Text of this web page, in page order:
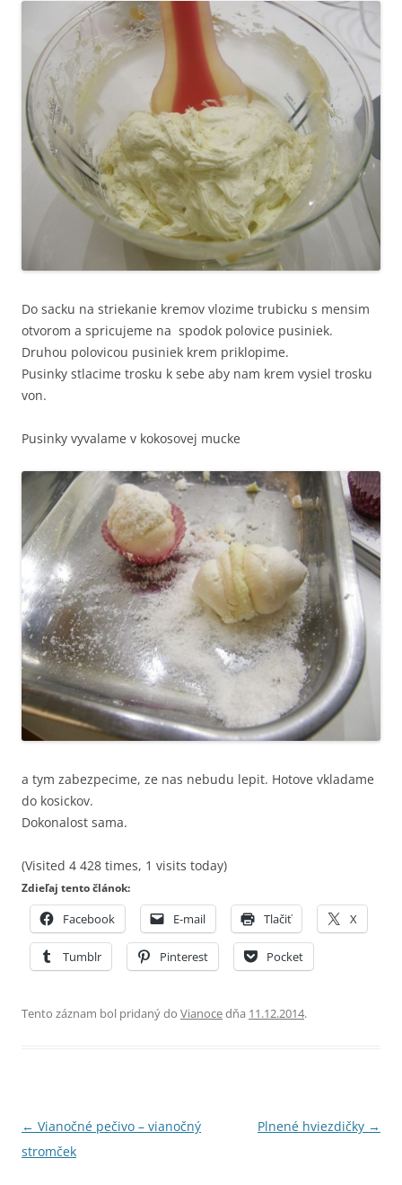
Do sacku na striekanie kremov vlozime trubicku s mensim
otvorom a spricujeme na spodok polovice pusiniek.
Druhou polovicou pusiniek krem priklopime.
Pusinky stlacime trosku k sebe aby nam krem vysiel trosku
von.
Pusinky vyvalame v kokosovej mucke
a tym zabezpecime, ze nas nebudu lepit. Hotove vkladame
do kosickov.
Dokonalost sama.
(Visited 4 428 times, 1 visits today)
Zdieľaj tento článok:
Facebook E-mail Tlačiť X
Tumblr Pinterest Pocket
Tento záznam bol pridaný do Vianocedňa 11.12.2014.
Navigácia
článkami
← Vianočné pečivo – vianočný
stromček
Plnené hviezdičky →